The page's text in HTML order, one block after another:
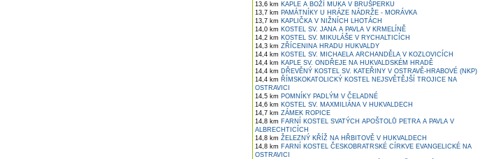
13,6 km KAPLE A BOŽÍ MUKA V BRUŠPERKU
13,7 km PAMÁTNÍKY U HRÁZE NÁDRŽE - MORÁVKA
13,7 km KAPLIČKA V NIŽNÍCH LHOTÁCH
14,0 km KOSTEL SV. JANA A PAVLA V KRMELÍNĚ
14,2 km KOSTEL SV. MIKULÁŠE V RYCHALTICÍCH
14,3 km ZŘÍCENINA HRADU HUKVALDY
14,4 km KOSTEL SV. MICHAELA ARCHANDĚLA V KOZLOVICÍCH
14,4 km KAPLE SV. ONDŘEJE NA HUKVALDSKÉM HRADĚ
14,4 km DŘEVĚNÝ KOSTEL SV. KATEŘINY V OSTRAVĚ-HRABOVÉ (NKP)
14,4 km ŘÍMSKOKATOLICKÝ KOSTEL NEJSVĚTĚJŠÍ TROJICE NA
OSTRAVICI
14,5 km POMNÍKY PADLÝM V ČELADNÉ
14,6 km KOSTEL SV. MAXMILIÁNA V HUKVALDECH
14,7 km ZÁMEK ROPICE
14,8 km FARNÍ KOSTEL SVATÝCH APOŠTOLŮ PETRA A PAVLA V
ALBRECHTICÍCH
14,8 km ŽELEZNÝ KŘÍŽ NA HŘBITOVĚ V HUKVALDECH
14,8 km FARNÍ KOSTEL ČESKOBRATRSKÉ CÍRKVE EVANGELICKÉ NA
OSTRAVICI